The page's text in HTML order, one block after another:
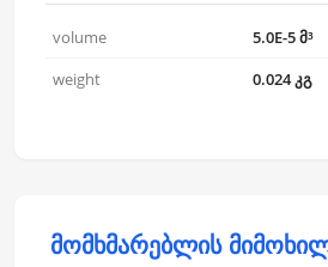
volume
5.0E-5 მ³
weight
0.024 კგ
მომხმარებლის